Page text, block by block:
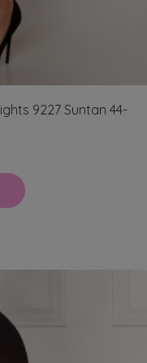
9227 Suntan 44-